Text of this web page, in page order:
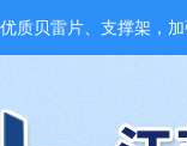
优质贝雷片、支撑架，